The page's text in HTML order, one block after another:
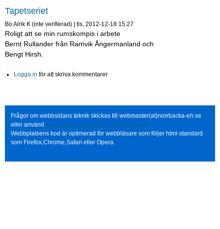
Tapetseriet
Bo Alrik K (inte verifierad) tis, 2012-12-18 15:27
Roligt att se min rumskompis i arbete
Bernt Rullander från Ramvik Ångermanland och
Bengt Hirsh.
Logga in för att skriva kommentarer
Frågor om webbsidans teknik skickas till webmaster(at)norrbacka-eh.se
eller använd http://www.norrbacka-eh.se/?q=contact
Webbplatsens kod är optimerad för webbläsare som följer html-standard
som Firefox,Chrome,Safari eller Opera.